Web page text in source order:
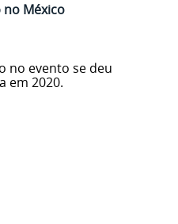
México
no evento se deu
em 2020.